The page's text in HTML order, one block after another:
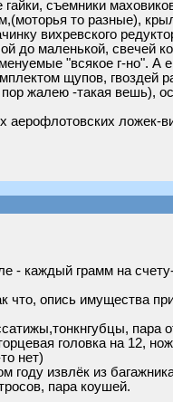
съемники
то разные),
вихревского
до маленькой, свечей
"всякое г-но".
щупов,
жалею -такая вешь),
аерофлотовских
- каждый грамм на
что, опись имущества
пара
головка на 12,
нет)
году извлёк из
пара коушей.